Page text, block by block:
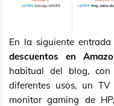
En la siguiente
descuentos en
habitual del blog, con
diferentes usos, un
monitor gaming de